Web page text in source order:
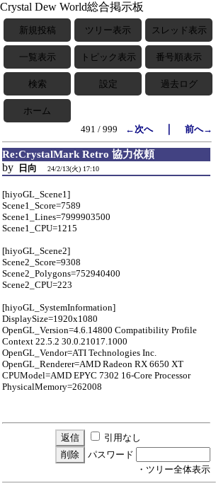
Crystal Dew World総合掲示板
新規投稿 ツリー表示 スレッド表示
一覧表示 トピック表示 番号順表示
検索 設定 過去ログ
ホーム
491 / 999
←次へ｜ 前へ→
Re:CrystalMark Retro 協力依頼
by 日向 24/2/13(火) 17:10
[hiyoGL_Scene1]
Scene1_Score=7589
Scene1_Lines=7999903500
Scene1_CPU=1215
[hiyoGL_Scene2]
Scene2_Score=9308
Scene2_Polygons=752940400
Scene2_CPU=223
[hiyoGL_SystemInformation]
DisplaySize=1920x1080
OpenGL_Version=4.6.14800 Compatibility Profile
Context 22.5.2 30.0.21017.1000
OpenGL_Vendor=ATI Technologies Inc.
OpenGL_Renderer=AMD Radeon RX 6650 XT
CPUModel=AMD EPYC 7302 16-Core Processor
PhysicalMemory=262008
引用なし
パスワード
・ツリー全体表示